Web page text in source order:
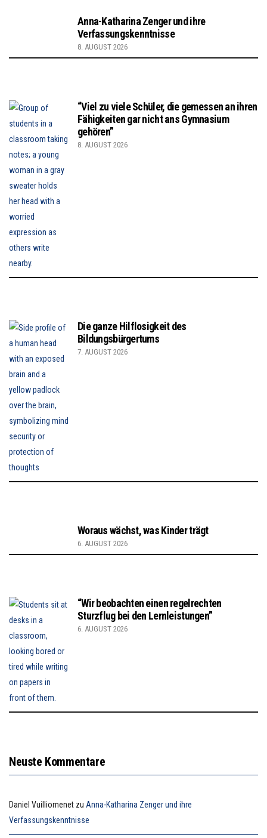
Anna-Katharina Zenger und ihre
Verfassungskenntnisse
8. AUGUST 2026
“Viel zu viele Schüler, die gemessen an ihren
Fähigkeiten gar nicht ans Gymnasium
gehören”
8. AUGUST 2026
Die ganze Hilflosigkeit des
Bildungsbürgertums
7. AUGUST 2026
Woraus wächst, was Kinder trägt
6. AUGUST 2026
“Wir beobachten einen regelrechten
Sturzflug bei den Lernleistungen”
6. AUGUST 2026
Neuste Kommentare
Daniel Vuilliomenet zu Anna-Katharina Zenger und ihre
Verfassungskenntnisse